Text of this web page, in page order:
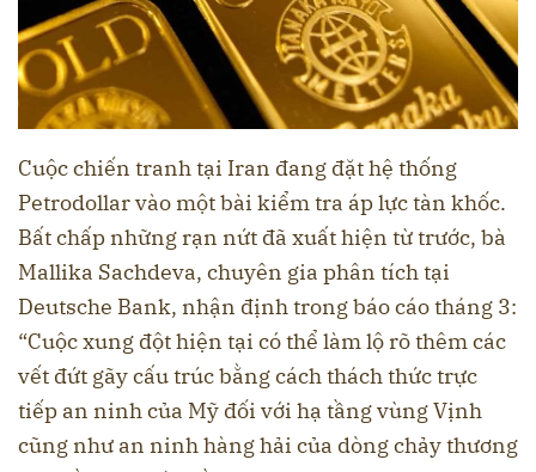
Cuộc chiến tranh tại Iran đang đặt hệ thống
Petrodollar vào một bài kiểm tra áp lực tàn khốc.
Bất chấp những rạn nứt đã xuất hiện từ trước, bà
Mallika Sachdeva, chuyên gia phân tích tại
Deutsche Bank, nhận định trong báo cáo tháng 3:
“Cuộc xung đột hiện tại có thể làm lộ rõ thêm các
vết đứt gãy cấu trúc bằng cách thách thức trực
tiếp an ninh của Mỹ đối với hạ tầng vùng Vịnh
cũng như an ninh hàng hải của dòng chảy thương